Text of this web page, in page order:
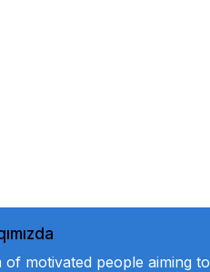
of motivated people aiming to